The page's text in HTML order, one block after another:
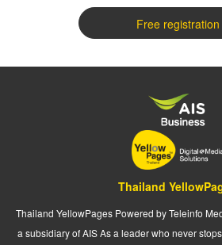
Free registration
Thailand
Thailand YellowPages Powered by Teleinfo
a subsidiary of AIS As a leader who never